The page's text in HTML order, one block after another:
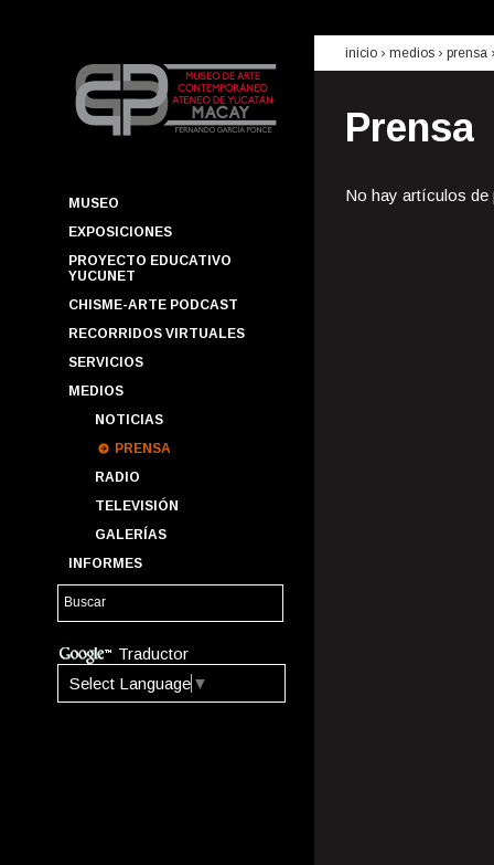
MUSEO
EXPOSICIONES
PROYECTO EDUCATIVO
YUCUNET
CHISME-ARTE PODCAST
RECORRIDOS VIRTUALES
SERVICIOS
MEDIOS
NOTICIAS
PRENSA
RADIO
TELEVISIÓN
GALERÍAS
INFORMES
Traductor
Select Language ▼
inicio › medios › prensa
Prensa
No hay artículos de